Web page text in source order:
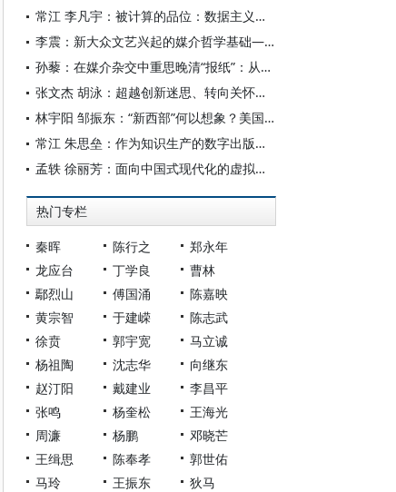
常江 李凡宇：被计算的品位：数据主义电影美学的形成与后果
李震：新大众文艺兴起的媒介哲学基础——兼谈人本主义媒介哲学
孙藜：在媒介杂交中重思晚清“报纸”：从电传上谕说起
张文杰 胡泳：超越创新迷思、转向关怀伦理：“维护”与“修复”作为媒介研究的可持续性视角
林宇阳 邹振东：“新西部”何以想象？美国“西进运动”中的摄影图像
常江 朱思垒：作为知识生产的数字出版：媒介逻辑与文化生态
孟轶 徐丽芳：面向中国式现代化的虚拟现实媒介叙事框架刍议
热门专栏
秦晖 陈行之
郑永年
龙应台
丁学良
曹林
鄢烈山
傅国涌
陈嘉映
黄宗智
于建嵘
陈志武
徐贲
郭宇宽
马立诚
杨祖陶
沈志华
向继东
赵汀阳
戴建业
李昌平
张鸣
杨奎松
王海光
周濂
杨鹏
邓晓芒
王缉思
陈奉孝
郭世佑
马玲
王振东
狄马